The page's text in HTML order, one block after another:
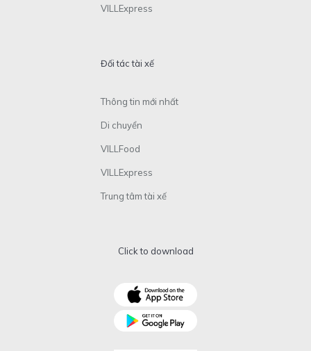
VILLExpress
Đối tác tài xế
Thông tin mới nhất
Di chuyển
VILLFood
VILLExpress
Trung tâm tài xế
Click to download